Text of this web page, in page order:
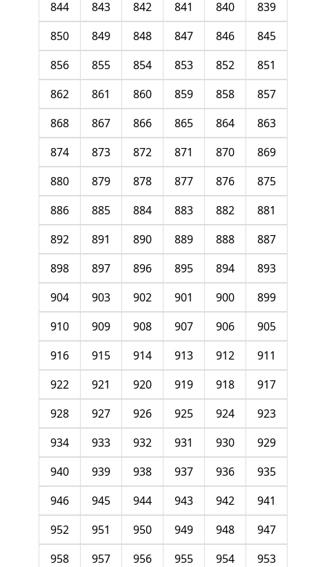
839
840
841
842
843
844
845
846
847
848
849
850
851
852
853
854
855
856
857
858
859
860
861
862
863
864
865
866
867
868
869
870
871
872
873
874
875
876
877
878
879
880
881
882
883
884
885
886
887
888
889
890
891
892
893
894
895
896
897
898
899
900
901
902
903
904
905
906
907
908
909
910
911
912
913
914
915
916
917
918
919
920
921
922
923
924
925
926
927
928
929
930
931
932
933
934
935
936
937
938
939
940
941
942
943
944
945
946
947
948
949
950
951
952
953
954
955
956
957
958